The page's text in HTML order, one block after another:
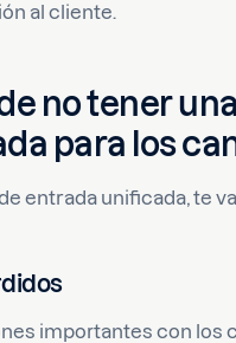
al cliente.
no tener
para los
entrada unificada, te
importantes con los